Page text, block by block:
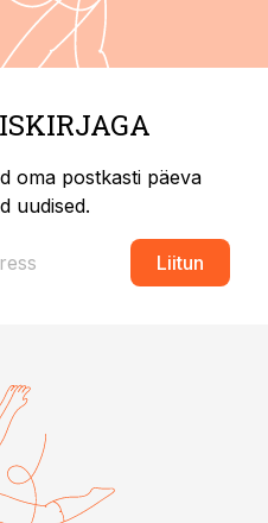
oma postkasti päeva
uudised.
Liitun